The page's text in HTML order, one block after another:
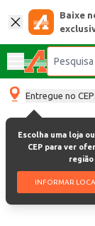
Baixe
Entregue no CEP:
Escolha uma loja
CEP para ver
região
INFORMAR